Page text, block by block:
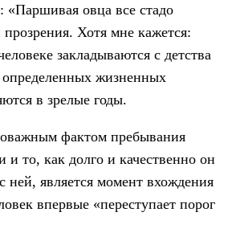
«Паршивая овца все стадо
Хотя мне кажется:
закладываются с детства
жизненных
в зрелые годы.
фактом пребывания
и то, как долго и качественно он
ней, является момент вхождения
впервые «переступает порог